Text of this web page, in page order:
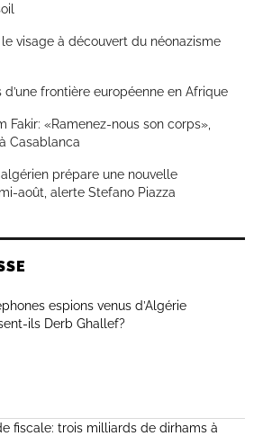
visage à découvert du néonazisme
frontière européenne en Afrique
Fakir: «Ramenez-nous son corps»,
Casablanca
prépare une nouvelle
août, alerte Stefano Piazza
espions venus d’Algérie
ils Derb Ghallef?
fiscale: trois milliards de dirhams à